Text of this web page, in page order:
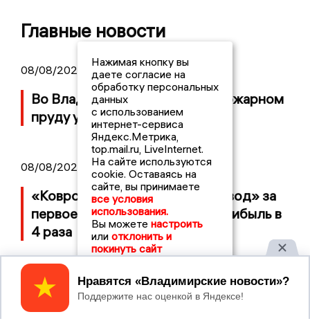
Главные новости
08/08/2026 21:29
Во Владимирской области в пожарном
пруду утонул мужчина
08/08/2026 09:01
«Ковровский механический завод» за
первое полугодие увеличил прибыль в
4 раза
07/08/2026 14:34
Во Владимирской области потерпел
Нажимая кнопку вы
даете согласие на
обработку персональных
данных
с использованием
интернет-сервиса
Яндекс.Метрика,
top.mail.ru, LiveInternet.
На сайте используются
cookie. Оставаясь на
сайте, вы принимаете
все условия
использования.
Вы можете настроить
или отклонить и
покинуть сайт
Принять